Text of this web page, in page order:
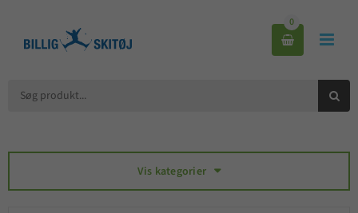


0

Vis kategorier 